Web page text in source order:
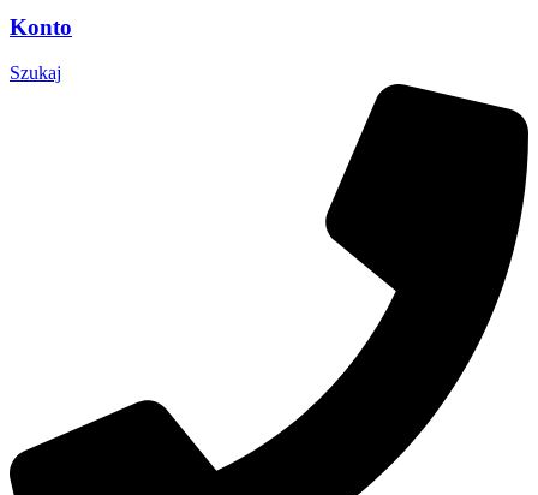
Konto
Szukaj